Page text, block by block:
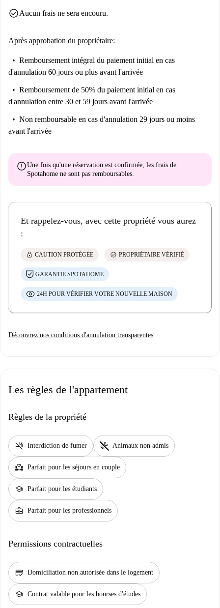
check_circleAucun frais ne sera encouru.
Après approbation du propriétaire:
Remboursement intégral du paiement initial en cas
d'annulation 60 jours ou plus avant l'arrivée
Remboursement de 50% du paiement initial en cas
d'annulation entre 30 et 59 jours avant l'arrivée
Non remboursable en cas d'annulation 29 jours ou moins
avant l'arrivée
errorUne fois qu'une réservation est confirmée, les frais de
Spotahome ne sont pas remboursables.
Et rappelez-vous, avec cette propriété vous aurez
:
lock CAUTION PROTÉGÉE check_circle PROPRIÉTAIRE VÉRIFIÉ
GARANTIE SPOTAHOME
24H POUR VÉRIFIER VOTRE NOUVELLE MAISON
Découvrez nos conditions d'annulation transparentes
Les règles de l'appartement
Règles de la propriété
smoke_free Interdiction de fumer pet_supplies Animaux non admis
partner_heart Parfait pour les séjours en couple
school Parfait pour les étudiants
business_center Parfait pour les professionnels
Permissions contractuelles
credit_score Domiciliation non autorisée dans le logement
school Contrat valable pour les bourses d'études